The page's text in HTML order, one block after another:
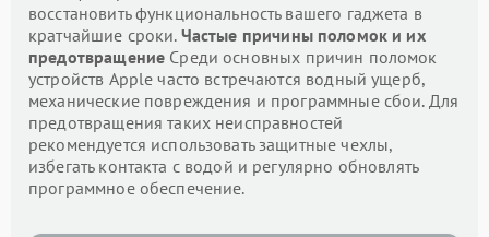
восстановить функциональность вашего гаджета в
кратчайшие сроки. Частые причины поломок и их
предотвращение Среди основных причин поломок
устройств Apple часто встречаются водный ущерб,
механические повреждения и программные сбои. Для
предотвращения таких неисправностей
рекомендуется использовать защитные чехлы,
избегать контакта с водой и регулярно обновлять
программное обеспечение.